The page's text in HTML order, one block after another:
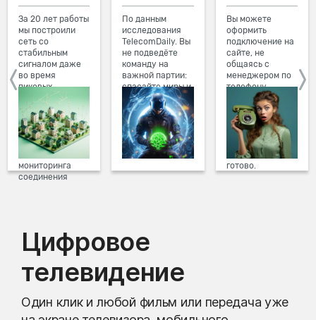
За 20 лет работы
мы построили
сеть со
стабильным
сигналом даже
во время
пиковых
нагрузок в
вечернее время.
Мы постоянно
обновляем наше
оборудование в
домах, а система
мониторинга
соединения
По данным
исследования
TelecomDaily. Вы
не подведёте
команду на
важной партии:
спасайте миры и
побеждайте с
друзьями в
онлайн-играх.
Вы можете
оформить
подключение на
сайте, не
общаясь с
менеджером по
телефону.
Просто в три
клика заполните
форму заявки на
сайте, выберите
дату и время
подключения,
готово.
Цифровое
телевидение
Один клик и любой фильм или передача уже